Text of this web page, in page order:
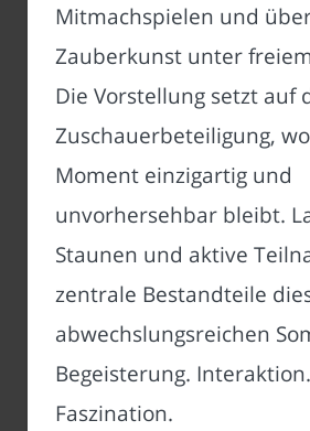
Mitmachspielen und
Zauberkunst unter
Die Vorstellung setzt auf
Zuschauerbeteiligung,
Moment einzigartig und
unvorhersehbar bleibt.
Staunen und aktive
zentrale Bestandteile
abwechslungsreichen
Begeisterung.
Faszination.